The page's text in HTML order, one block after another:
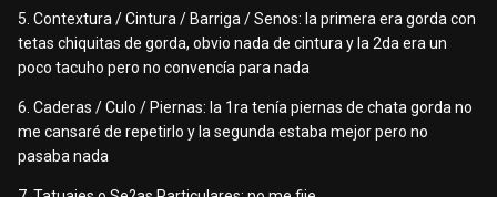
5. Contextura / Cintura / Barriga / Senos: la primera era gorda con
tetas chiquitas de gorda, obvio nada de cintura y la 2da era un
poco tacuho pero no convencía para nada
6. Caderas / Culo / Piernas: la 1ra tenía piernas de chata gorda no
me cansaré de repetirlo y la segunda estaba mejor pero no
pasaba nada